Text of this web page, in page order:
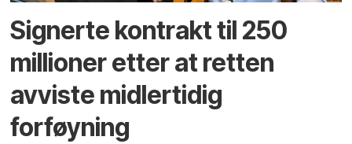
Signerte kontrakt til 250
millioner etter at retten
avviste midlertidig
forføyning